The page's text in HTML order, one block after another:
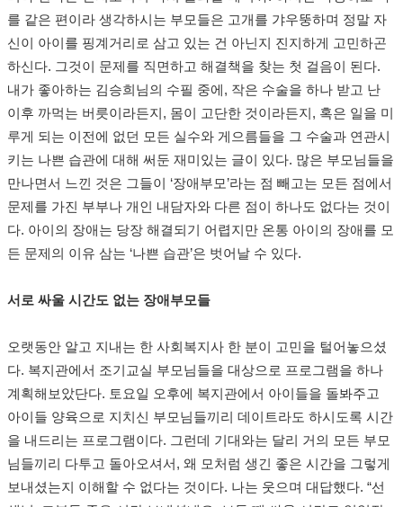
를 같은 편이라 생각하시는 부모들은 고개를 갸우뚱하며 정말 자
신이 아이를 핑계거리로 삼고 있는 건 아닌지 진지하게 고민하곤
하신다. 그것이 문제를 직면하고 해결책을 찾는 첫 걸음이 된다.
내가 좋아하는 김승희님의 수필 중에, 작은 수술을 하나 받고 난
이후 까먹는 버릇이라든지, 몸이 고단한 것이라든지, 혹은 일을 미
루게 되는 이전에 없던 모든 실수와 게으름들을 그 수술과 연관시
키는 나쁜 습관에 대해 써둔 재미있는 글이 있다. 많은 부모님들을
만나면서 느낀 것은 그들이 ‘장애부모’라는 점 빼고는 모든 점에서
문제를 가진 부부나 개인 내담자와 다른 점이 하나도 없다는 것이
다. 아이의 장애는 당장 해결되기 어렵지만 온통 아이의 장애를 모
든 문제의 이유 삼는 ‘나쁜 습관’은 벗어날 수 있다.
서로 싸울 시간도 없는 장애부모들
오랫동안 알고 지내는 한 사회복지사 한 분이 고민을 털어놓으셨
다. 복지관에서 조기교실 부모님들을 대상으로 프로그램을 하나
계획해보았단다. 토요일 오후에 복지관에서 아이들을 돌봐주고
아이들 양육으로 지치신 부모님들끼리 데이트라도 하시도록 시간
을 내드리는 프로그램이다. 그런데 기대와는 달리 거의 모든 부모
님들끼리 다투고 돌아오셔서, 왜 모처럼 생긴 좋은 시간을 그렇게
보내셨는지 이해할 수 없다는 것이다. 나는 웃으며 대답했다. “선